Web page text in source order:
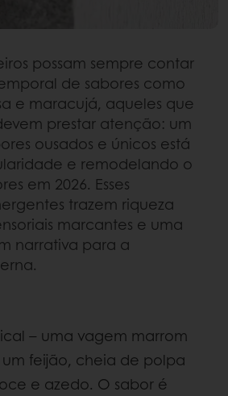
possam sempre contar
de sabores como
e maracujá, aqueles que
prestar atenção: um
ousados e únicos está
e remodelando o
em 2026. Esses
trazem riqueza
marcantes e uma
narrativa para a
– uma vagem marrom
feijão, cheia de polpa
e azedo. O sabor é